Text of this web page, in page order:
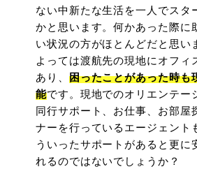
ない中新たな生活を一人でスタ
かと思います。何かあった際に
い状況の方がほとんどだと思い
よっては渡航先の現地にオフィ
あり、 困ったことがあった時も
能です。現地でのオリエンテー
同行サポート、お仕事、お部屋
ナーを行っているエージェント
ういったサポートがあると更に
れるのではないでしょうか？